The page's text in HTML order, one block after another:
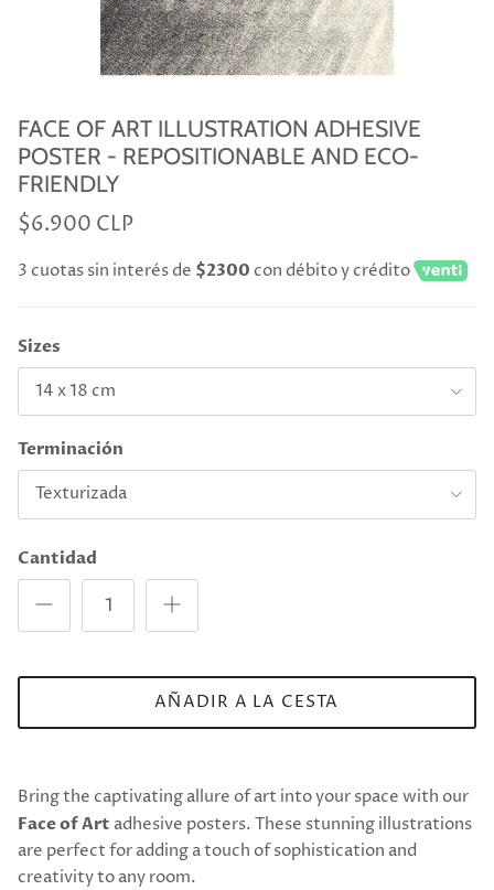
FACE OF ART ILLUSTRATION ADHESIVE
POSTER - REPOSITIONABLE AND ECO-
FRIENDLY
$6.900 CLP
3 cuotas sin interés de $2300 con débito y crédito
Sizes
14 x 18 cm
Terminación
Texturizada
Cantidad
AÑADIR A LA CESTA
Bring the captivating allure of art into your space with our
Face of Art adhesive posters. These stunning illustrations
are perfect for adding a touch of sophistication and
creativity to any room.